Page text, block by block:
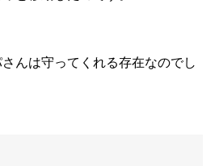
んは守ってくれる存在なのでし